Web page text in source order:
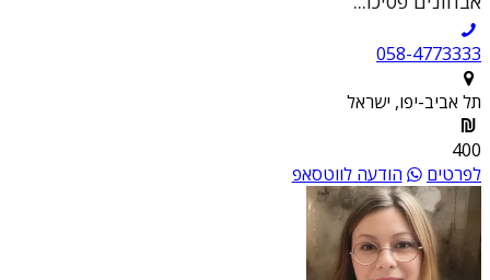
058-4773333
תל אביב-יפו, ישראל
400
לפרטים
הודעה לווטסאפ